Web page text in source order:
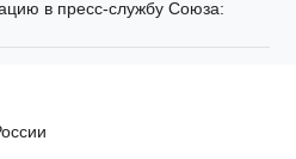
в пресс-службу Союза: